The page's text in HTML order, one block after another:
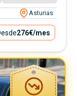
Asturias
276€/mes